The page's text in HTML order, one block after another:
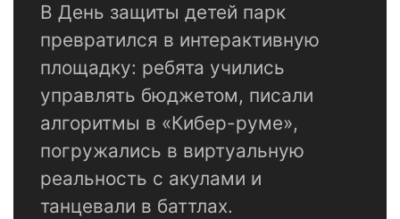
В День защиты детей парк
превратился в интерактивную
площадку: ребята учились
управлять бюджетом, писали
алгоритмы в «Кибер-руме»,
погружались в виртуальную
реальность с акулами и
танцевали в баттлах.